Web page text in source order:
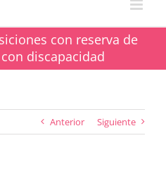
con reserva de
discapacidad
Anterior Siguiente